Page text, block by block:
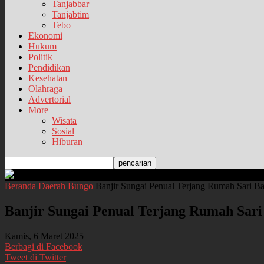
Tanjabbar
Tanjabtim
Tebo
Ekonomi
Hukum
Politik
Pendidikan
Kesehatan
Olahraga
Advertorial
More
Wisata
Sosial
Hiburan
Beranda Daerah Bungo Banjir Sungai Penual Terjang Rumah Sari
Banjir Sungai Penual Terjang Rumah
Kamis, 6 Maret 2025
Berbagi di Facebook
Tweet di Twitter